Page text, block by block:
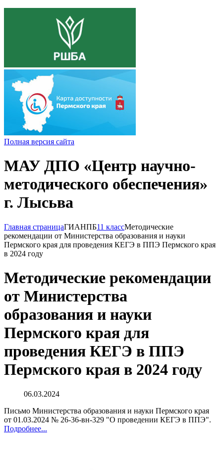
Полная версия сайта
МАУ ДПО «Центр научно-
методического обеспечения»
г. Лысьва
Главная страницаГИАНПБ11 классМетодические
рекомендации от Министерства образования и науки
Пермского края для проведения КЕГЭ в ППЭ Пермского края
в 2024 году
Методические рекомендации
от Министерства
образования и науки
Пермского края для
проведения КЕГЭ в ППЭ
Пермского края в 2024 году
06.03.2024
Письмо Министерства образования и науки Пермского края
от 01.03.2024 № 26-36-вн-329 "О проведении КЕГЭ в ППЭ".
Подробнее...